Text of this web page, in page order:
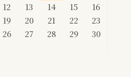
12 13 14 15
16
19 20 21 22
23
26 27 28 29
30